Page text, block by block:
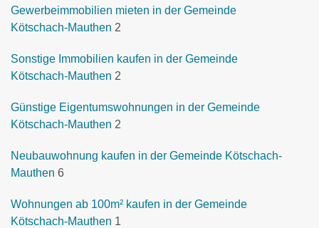
Gewerbeimmobilien mieten in der Gemeinde
Kötschach-Mauthen 2
Sonstige Immobilien kaufen in der Gemeinde
Kötschach-Mauthen 2
Günstige Eigentumswohnungen in der Gemeinde
Kötschach-Mauthen 2
Neubauwohnung kaufen in der Gemeinde Kötschach-
Mauthen 6
Wohnungen ab 100m² kaufen in der Gemeinde
Kötschach-Mauthen 1